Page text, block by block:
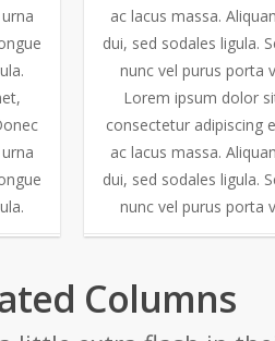
ac lacus massa.
dui, sed sodales ligula.
nunc vel purus porta
Lorem ipsum dolor
consectetur adipiscing
ac lacus massa.
dui, sed sodales ligula.
nunc vel purus porta
Columns